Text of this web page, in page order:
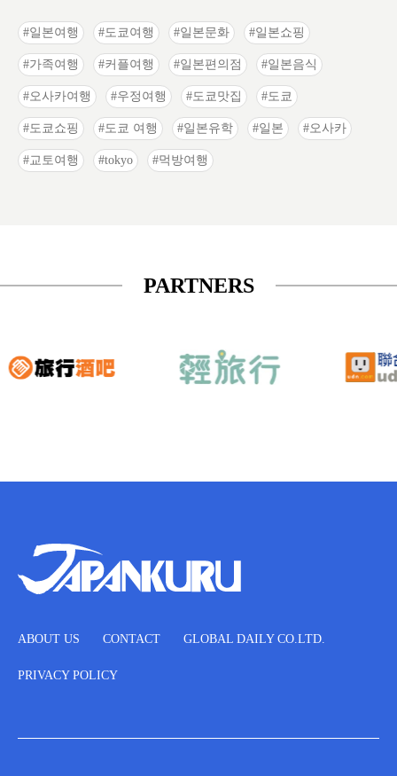
일본여행 도쿄여행 일본문화 일본쇼핑
가족여행 커플여행 일본편의점 일본음식
오사카여행 우정여행 도쿄맛집 도쿄
도쿄쇼핑 도쿄 여행 일본유학 일본 오사카
교토여행 tokyo 먹방여행
PARTNERS
ABOUT US CONTACT GLOBAL DAILY CO.LTD.
PRIVACY POLICY